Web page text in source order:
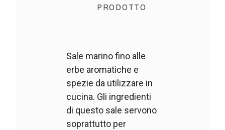
PRODOTTO
Sale marino fino alle
erbe aromatiche e
spezie da utilizzare in
cucina. Gli ingredienti
di questo sale servono
soprattutto per